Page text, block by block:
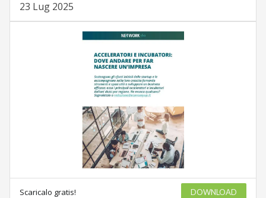
23 Lug 2025
Scaricalo gratis! DOWNLOAD